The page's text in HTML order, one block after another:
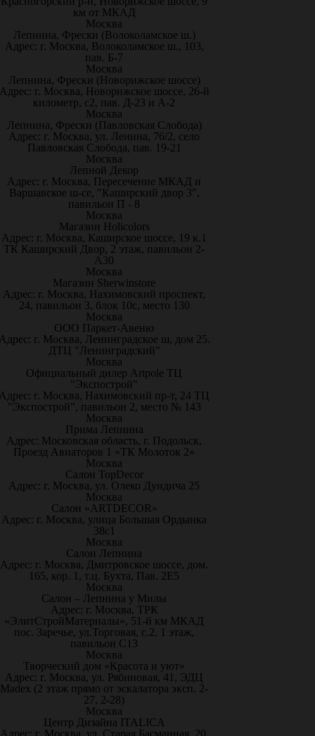
км от МКАД
Москва
Лепнина, Фрески (Волоколамское ш.)
Адрес: г. Москва, Волоколамское ш., 103,
пав. Б-7
Москва
Лепнина, Фрески (Новорижское шоссе)
г. Москва, Новорижское шоссе, 26-й
километр, с2, пав. Д-23 и А-2
Москва
Лепнина, Фрески (Павловская Слобода)
Адрес: г. Москва, ул. Ленина, 76/2, село
Павловская Слобода, пав. 19-21
Москва
Лепной Декор
Адрес: г. Москва, Пересечение МКАД и
Варшавское ш-се, "Каширский двор 3",
павильон П - 8
Москва
Магазин Holicolors
Адрес: г. Москва, Каширское шоссе, 19 к.1
ТК Каширский Двор, 2 этаж, павильон 2-
А30
Москва
Магазин Sherwinstore
Адрес: г. Москва, Нахимовский проспект,
24, павильон 3, блок 10с, место 130
Москва
ООО Паркет-Авeню
г. Москва, Ленинградское ш, дом 25.
ДТЦ "Ленинградский"
Москва
Официальный дилер Artpole ТЦ
"Экспострой"
г. Москва, Нахимовский пр-т, 24 ТЦ
"Экспострой", павильон 2, место № 143
Москва
Прима Лепнина
Адрес: Московская область, г. Подольск,
Проезд Авиаторов 1 «ТК Молоток 2»
Москва
Салон TopDecor
Адрес: г. Москва, ул. Олеко Дундича 25
Москва
Салон «ARTDECOR»
Адрес: г. Москва, улица Большая Ордынка
38с1
Москва
Салон Лепнина
Адрес: г. Москва, Дмитровское шоссе, дом.
165, кор. 1, т.ц. Бухта, Пав. 2Е5
Москва
Салон – Лепнина у Милы
Адрес: г. Москва, ТРК
«ЭлитСтройМатериалы», 51-й км МКАД
пос. Заречье, ул.Торговая, с.2, 1 этаж,
павильон С13
Москва
Творческий дом «Красота и уют»
Адрес: г. Москва, ул. Рябиновая, 41, ЭДЦ
Madex (2 этаж прямо от эскалатора эксп. 2-
27, 2-28)
Москва
Центр Дизайна ITALICA
Адрес: г. Москва, ул. Старая Басманная, 20,